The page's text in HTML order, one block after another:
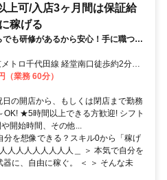
上可/入店3ヶ月間は保証給
稼げる
も研修があるから安心！手に職つけ
トロ千代田線 経堂南口徒歩約2分、
高井戸方面)徒歩約11分、東急世田谷
13分 経堂駅徒歩2分
業務 60分）
の開店から、もしくは閉店まで勤務
★5時間以上できる方歓迎! シフト
開始時間、その他...
分を想像できる？スキル0から「稼げ
人人人人人人人人＿ ＞ 本気で自分を
に、自由に稼ぐ。 ＜ ＞ そんな未